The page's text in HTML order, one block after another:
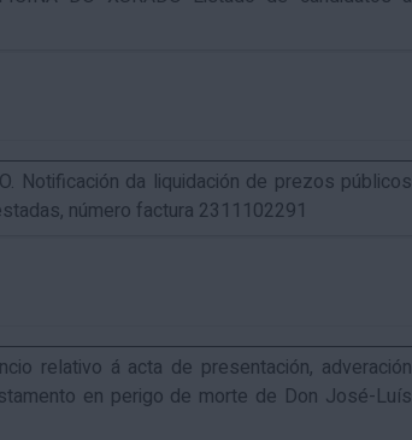
Notificación da liquidación de prezos públicos
número factura 2311102291
relativo á acta de presentación, adveración
en perigo de morte de Don José-Luís